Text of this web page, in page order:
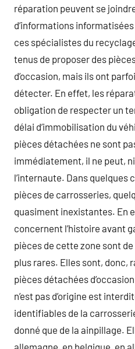
réparation peuvent se
d’informations
ces spécialistes du
tenus de proposer des
d’occasion, mais ils ont
détecter. En effet, les
obligation de respecter un
délai d’immobilisation du
pièces détachées ne sont
immédiatement, il ne peut,
l’internaute. Dans quelques
pièces de carrosseries,
quasiment inexistantes. En
concernent l’histoire avant
pièces de cette zone sont
plus rares. Elles sont, donc,
pièces détachées
n’est pas d’origine est
identifiables de la
donné que de la ainpillage.
allemagne, en belgique, en